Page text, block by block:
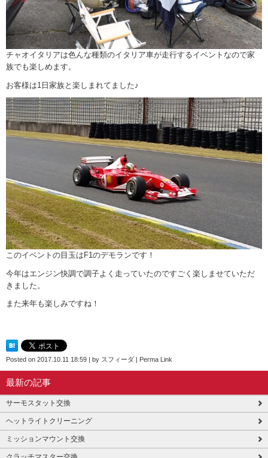
チャオイタリアは色んな種類のイタリア車が走行するイベントなので家
族でも楽しめます。
お客様は1日家族と楽しまれてました♪
このイベントの目玉はF1のデモランです！
今年はエンジン快調で調子よく走っていたのですごく楽しませていただ
きました。
また来年も楽しみですね！
Posted on 2017.10.11 18:59 | by スフィーダ | Perma Link
最新の記事
サーモスタット交換
ヘットライトクリーニング
ミッションマウント交換